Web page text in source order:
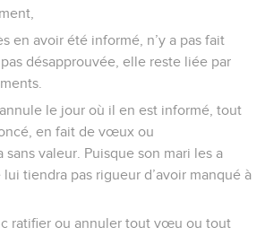
en avoir été informé, n’y a pas fait
désapprouvée, elle reste liée par
le jour où il en est informé, tout
en fait de vœux ou
sans valeur. Puisque son mari les a
lui tiendra pas rigueur d’avoir manqué à
ratifier ou annuler tout vœu ou tout